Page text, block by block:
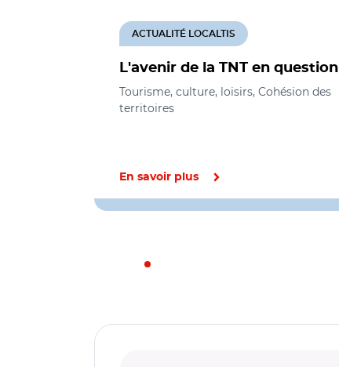
L'avenir de la TNT en question
ACTUALITÉ LOCALTIS
Tourisme, culture, loisirs, Cohésion des
territoires
En savoir plus